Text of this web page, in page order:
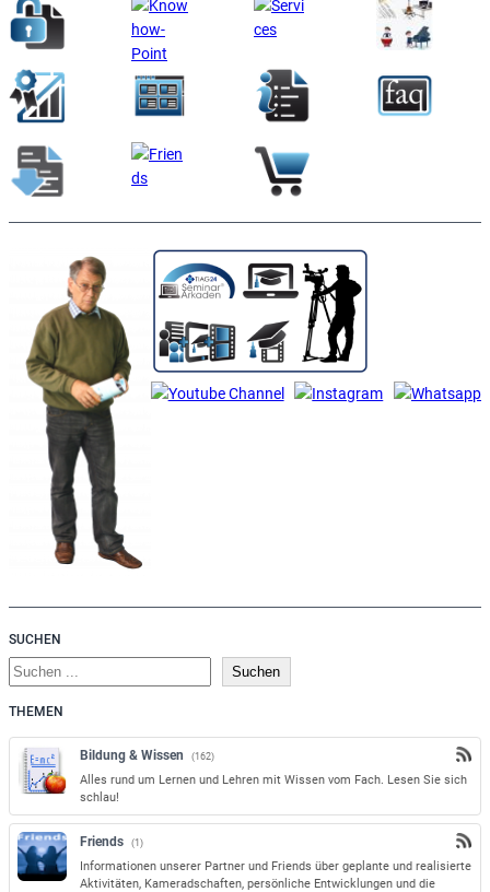
SUCHEN
S
u
c
h
Suchen
THEMEN
Bildung & Wissen (162)
Alles rund um Lernen und Lehren mit Wissen vom Fach. Lesen Sie sich
schlau!
Friends (1)
Informationen unserer Partner und Friends über geplante und realisierte
Aktivitäten, Kameradschaften, persönliche Entwicklungen und die